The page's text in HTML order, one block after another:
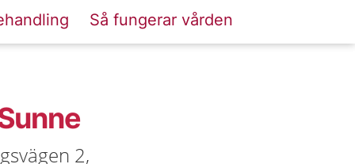
Så fungerar vården
2,